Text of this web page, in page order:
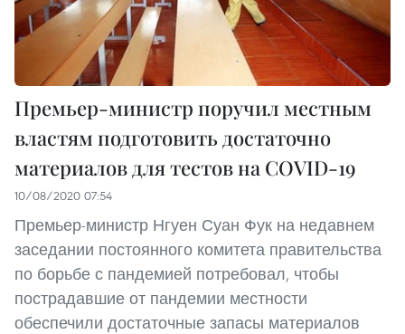
Премьер-министр поручил местным
властям подготовить достаточно
материалов для тестов на COVID-19
10/08/2020 07:54
Премьер-министр Нгуен Суан Фук на недавнем
заседании постоянного комитета правительства
по борьбе с пандемией потребовал, чтобы
пострадавшие от пандемии местности
обеспечили достаточные запасы материалов